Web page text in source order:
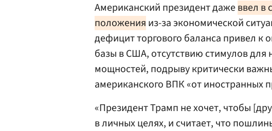
Американский президент дажеввел в
положения из-за экономической
дефицит торгового баланса привел к
базы в США, отсутствию стимулов
мощностей, подрыву критически
американского ВПК «от иностранных
«Президент Трамп не хочет, чтобы
в личных целях, и считает, что